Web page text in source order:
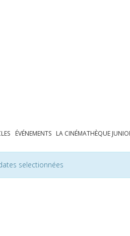
ÉVÉNEMENTS LA CINÉMATHÈQUE
selectionnées